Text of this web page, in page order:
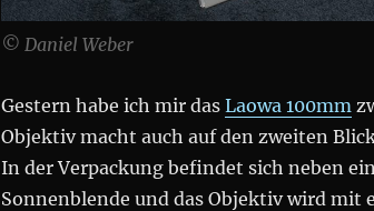
© Daniel Weber
Gestern habe ich mir das Laowa 100mm
Objektiv macht auch auf den zweiten
In der Verpackung befindet sich neben
Sonnenblende und das Objektiv wird mit